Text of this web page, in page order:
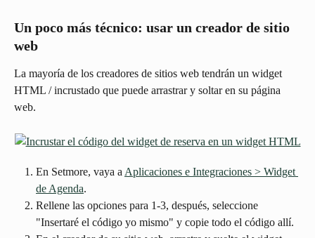
Un poco más técnico: usar un creador de sitio
web
La mayoría de los creadores de sitios web tendrán un widget
HTML / incrustado que puede arrastrar y soltar en su página
web.
En Setmore, vaya a Aplicaciones e Integraciones > Widget
de Agenda.
Rellene las opciones para 1-3, después, seleccione
"Insertaré el código yo mismo" y copie todo el código allí.